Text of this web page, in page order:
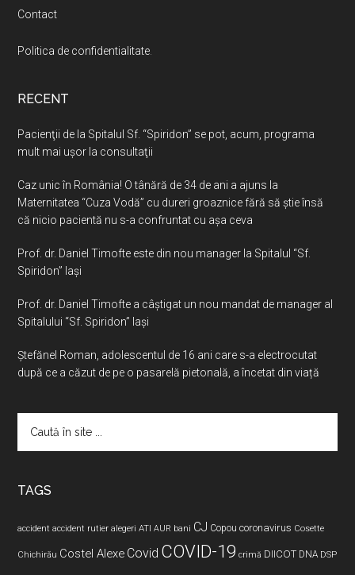
Contact
Politica de confidentialitate
RECENT
Pacienţii de la Spitalul Sf. “Spiridon” se pot, acum, programa
mult mai uşor la consultaţii
Caz unic în România! O tânără de 34 de ani a ajuns la
Maternitatea “Cuza Vodă” cu dureri groaznice fără să ştie însă
că nicio pacientă nu s-a confruntat cu așa ceva
Prof. dr. Daniel Timofte este din nou manager la Spitalul “Sf.
Spiridon” Iaşi
Prof. dr. Daniel Timofte a câștigat un nou mandat de manager al
Spitalului “Sf. Spiridon” Iași
Ştefănel Roman, adolescentul de 16 ani care s-a electrocutat
după ce a căzut de pe o pasarelă pietonală, a încetat din viață
TAGS
accident accident rutier alegeri ATI AUR bani CJ Copou coronavirus Cosette
Chichirău Costel Alexe Covid COVID-19 crimă DIICOT DNA DSP